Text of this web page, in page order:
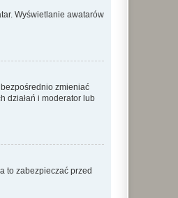
Wyświetlanie awatarów
zmieniać
działań i moderator lub
to zabezpieczać przed